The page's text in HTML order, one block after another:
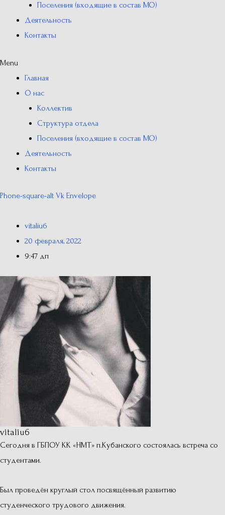
Поселения (входящие в состав МО)
Деятельность
Контакты
Menu
Главная
О нас
Коллектив
Структура отдела
Поселения (входящие в состав МО)
Деятельность
Контакты
Phone-square-alt Vk Envelope
vitaliu6
20 февраля, 2022
9:47 дп
vitaliu6
Сегодня в ГБПОУ КК «НМТ» п.Кубанского состоялась встреча со
студентами.
Был проведён круглый стол посвящённый развитию
студенческого трудового движения.